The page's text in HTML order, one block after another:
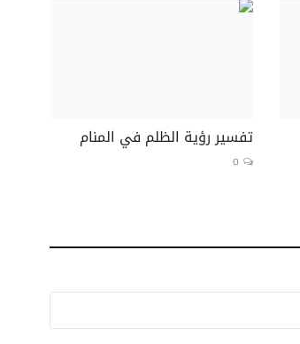
تفسير رؤية الظلم في المنام
0